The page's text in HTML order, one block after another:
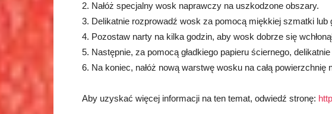
2. Nałóż specjalny wosk naprawczy na uszkodzone obszary.
3. Delikatnie rozprowadź wosk za pomocą miękkiej szmatki lub
4. Pozostaw narty na kilka godzin, aby wosk dobrze się
5. Następnie, za pomocą gładkiego papieru ściernego,
6. Na koniec, nałóż nową warstwę wosku na całą powierzchnię
Aby uzyskać więcej informacji na ten temat, odwiedź stronę: